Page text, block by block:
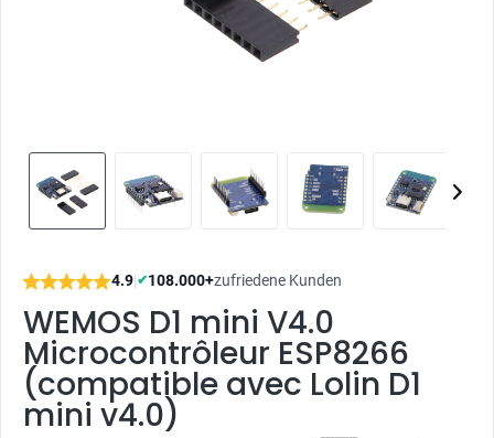
4.9|✔108.000+zufriedene Kunden
WEMOS D1 mini V4.0
Microcontrôleur ESP8266
(compatible avec Lolin D1
mini v4.0)